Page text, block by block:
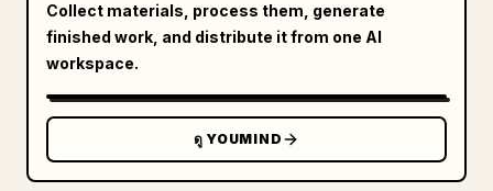
Collect materials, process them, generate
finished work, and distribute it from one AI
workspace.
ดู YOUMIND